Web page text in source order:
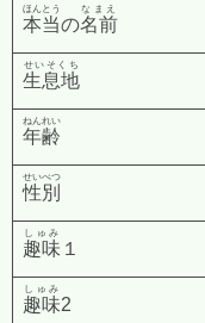
本当
ほんとう
の名前
なまえ
生息地
せいそくち
年齢
ねんれい
性別
せいべつ
趣味
しゅみ
１
趣味
しゅみ
2